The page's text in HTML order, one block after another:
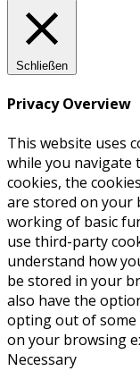
Schließen
Privacy Overview
This website uses
while you navigate
cookies, the
are stored on your
working of basic
use third-party
understand how
be stored in your
also have the
opting out of some
on your browsing
Necessary